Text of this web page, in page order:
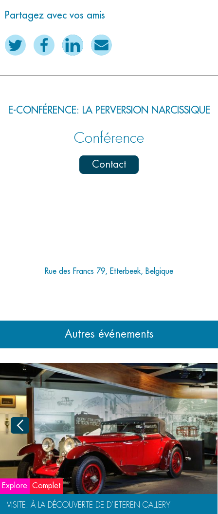
Partagez avec vos amis
E-CONFÉRENCE: LA PERVERSION NARCISSIQUE
Conférence
Contact
Rue des Francs 79, Etterbeek, Belgique
Autres événements
Explore Complet
VISITE: À LA DÉCOUVERTE DE D’IETEREN GALLERY